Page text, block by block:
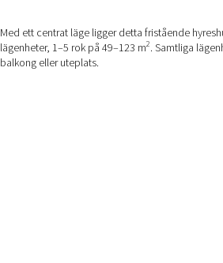
Med ett centrat läge ligger detta fristående
lägenheter, 1–5 rok på 49–123 m2. Samtliga
balkong eller uteplats.